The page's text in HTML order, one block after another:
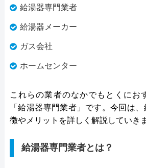
給湯器専門業者
給湯器メーカー
ガス会社
ホームセンター
これらの業者のなかでもとくにお
「給湯器専門業者」です。今回は
徴やメリットを詳しく解説していき
給湯器専門業者とは？